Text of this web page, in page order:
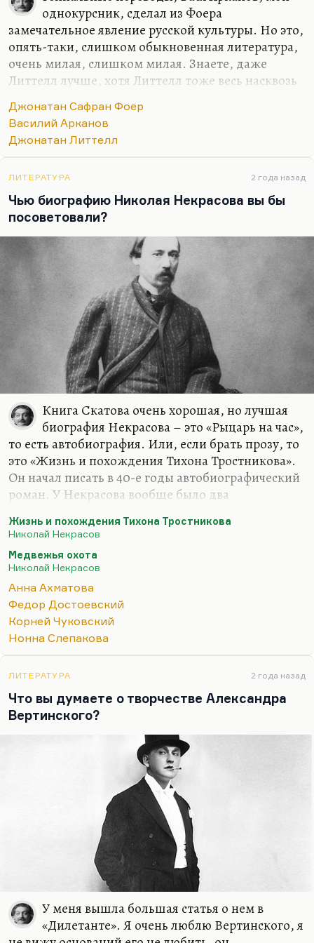
однокурсник, сделал из Фоера
замечательное явление русской культуры. Но это,
опять-таки, слишком обыкновенная литература,
очень милая, слишком милая. Знаете, даже
Литтелл лучше, хотя Литтелл тоже весь насквозь
хотя тоже в центре русско-еврейская тема. В
общем, одни переписывают Эренбурга по одним
лекалам, другие – по другим, но те и другие
не очень интересно.
Джонатан Сафран Фоер
Василий Арканов
Джонатан Литтелл
ЛИТЕРАТУРА 2 года назад
Чью биографию Николая Некрасова вы бы
посоветовали?
Книга Скатова очень хорошая, но лучшая
биография Некрасова – это «Рыцарь на час»,
то есть автобиография. Или, если брать прозу, то
это «Жизнь и похождения Тихона Тростникова».
Он начал писать в 40-е годы автобиографический
роман. У Некрасова вообще было два
автобиографический прозаический роман «Жизнь
и похождения Тихона Тростникова» и
неоконченная великолепная по эскизам драма в
стихах «Медвежья охота», где он выносит
приговор поколению и где медвежья охота
вырастает до такого масштабного символа.
Только у Тендрякова в рассказе «Охота» она была
так же интерпретирована. Такая охота на своих,
Про Некрасова мог написать только Некрасов.…
Жизнь и похождения Тихона Тростникова
Николай Некрасов
Медвежья охота
Николай Некрасов
Анна Ахматова
Федор Достоевский
Корней Чуковский
Нонна Слепакова
ЛИТЕРАТУРА 2 года назад
Что вы думаете о творчестве Александра
Вертинского?
У меня вышла большая статья о нем в
«Дилетанте». Я очень люблю Вертинского, я